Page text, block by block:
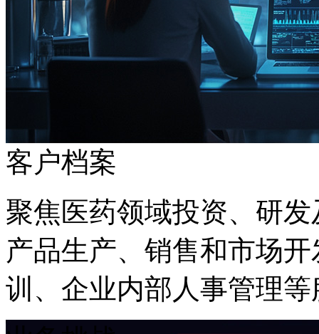
客户档案
聚焦医药领域投资、
产品生产、销售和市场
训、企业内部人事管理